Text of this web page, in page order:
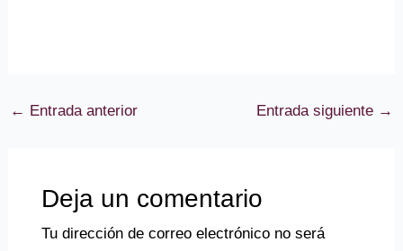
← Entrada anterior Entrada siguiente →
Deja un comentario
Tu dirección de correo electrónico no será